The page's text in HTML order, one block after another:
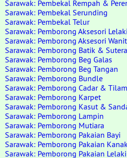
Sarawak: Pembekal Rempah &
Sarawak: Pembekal Serunding
Sarawak: Pembekal Telur
Sarawak: Pemborong Aksesori Lelaki
Sarawak: Pemborong Aksesori
Sarawak: Pemborong Batik & Sutera
Sarawak: Pemborong Beg Galas
Sarawak: Pemborong Beg Tangan
Sarawak: Pemborong Bundle
Sarawak: Pemborong Cadar & Tilam
Sarawak: Pemborong Karpet
Sarawak: Pemborong Kasut &
Sarawak: Pemborong Lampin
Sarawak: Pemborong Mutiara
Sarawak: Pemborong Pakaian Bayi
Sarawak: Pemborong Pakaian
Sarawak: Pemborong Pakaian Lelaki